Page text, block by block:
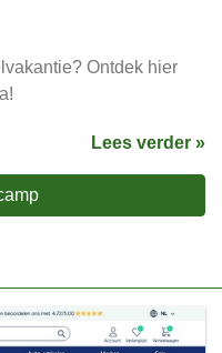
Ontdek hier
Lees verder »